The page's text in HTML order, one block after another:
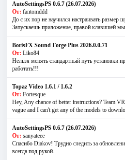
AutoSettingsPS 0.6.7 (26.07.2026)
От: fantomddd
До с их пор не научился настраивать размер
Запускаешь приложение, правой клавишей
BorisFX Sound Forge Plus 2026.0.0.71
От: Liko84
Нельзя менять стандартный путь установки
работать!!!
Topaz Video 1.6.1 / 1.6.2
От: Fortesque
Hey, Any chance of better instructions? Team
vague and I can't get any of the models to
AutoSettingsPS 0.6.7 (26.07.2026)
От: sanyateee
Спасибо Diakov! Трудно следить за
всегда под рукой.